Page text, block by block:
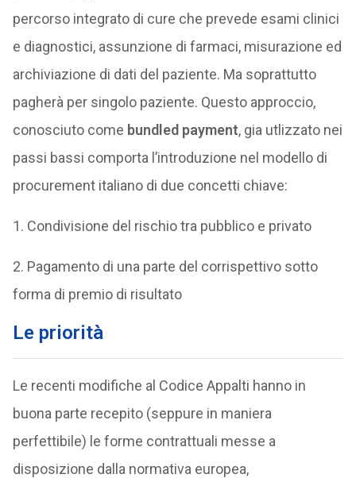
percorso integrato di cure che prevede esami clinici
e diagnostici, assunzione di farmaci, misurazione ed
archiviazione di dati del paziente. Ma soprattutto
pagherà per singolo paziente. Questo approccio,
conosciuto come bundled payment, gia utlizzato nei
passi bassi comporta l’introduzione nel modello di
procurement italiano di due concetti chiave:
1. Condivisione del rischio tra pubblico e privato
2. Pagamento di una parte del corrispettivo sotto
forma di premio di risultato
Le priorità
Le recenti modifiche al Codice Appalti hanno in
buona parte recepito (seppure in maniera
perfettibile) le forme contrattuali messe a
disposizione dalla normativa europea,